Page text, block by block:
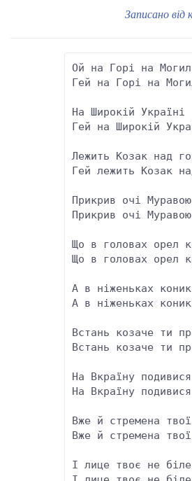
Записано від
Ой на Горі на
Гей на Горі на
На Широкій Україні
Гей на Широкій
Лежить Козак над
Гей лежить Козак
Прикрив очі Муравою
Прикрив очі
Що в головах орел
Що в головах орел
А в ніженьках
А в ніженьках
Встань козаче ти
Встань козаче ти
На Вкраїну подивися
На Вкраїну подивися
Вже й стремена
Вже й стремена
І лице твоє не біле